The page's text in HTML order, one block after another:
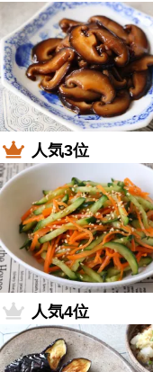
人気3位
人気4位